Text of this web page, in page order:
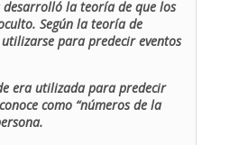
desarrolló la teoría de que los
Según la teoría de
para predecir eventos
era utilizada para predecir
como “números de la